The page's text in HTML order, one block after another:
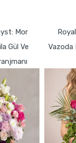
Mor
Gül Ve
Vazoda